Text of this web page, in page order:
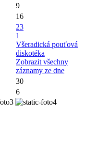
9
16
23
1
Všeradická pouťová
diskotéka
Zobrazit všechny
záznamy ze dne
30
6